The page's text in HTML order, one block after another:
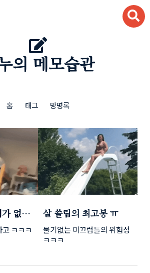
의 메모습관
홈 태그 방명록
없을
ㅋㅋ
ㅋㅋㅋ
살 쓸림의 최고봉 ㅠ
물기없는 미끄럼틀의 위험성
ㅋㅋㅋ